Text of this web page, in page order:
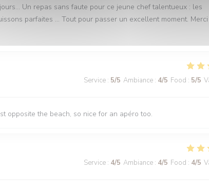
Un repas sans faute pour ce jeune chef talentueux : les
parfaites … Tout pour passer un excellent moment.
Service : 5/5 Ambiance : 4/5 Food : 5/5
opposite the beach, so nice for an apéro too.
Service : 4/5 Ambiance : 4/5 Food : 4/5